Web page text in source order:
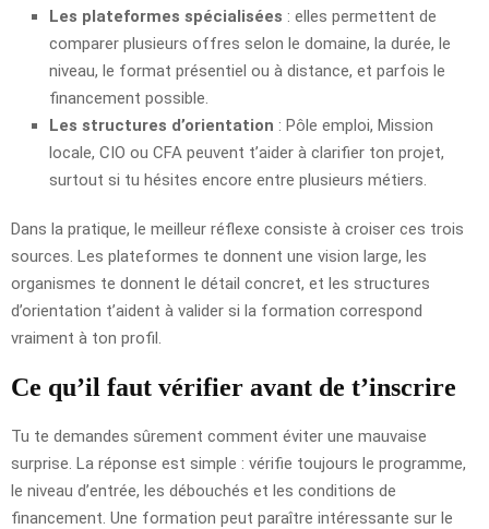
Les plateformes spécialisées : elles permettent de
comparer plusieurs offres selon le domaine, la durée, le
niveau, le format présentiel ou à distance, et parfois le
financement possible.
Les structures d’orientation : Pôle emploi, Mission
locale, CIO ou CFA peuvent t’aider à clarifier ton projet,
surtout si tu hésites encore entre plusieurs métiers.
Dans la pratique, le meilleur réflexe consiste à croiser ces trois
sources. Les plateformes te donnent une vision large, les
organismes te donnent le détail concret, et les structures
d’orientation t’aident à valider si la formation correspond
vraiment à ton profil.
Ce qu’il faut vérifier avant de t’inscrire
Tu te demandes sûrement comment éviter une mauvaise
surprise. La réponse est simple : vérifie toujours le programme,
le niveau d’entrée, les débouchés et les conditions de
financement. Une formation peut paraître intéressante sur le